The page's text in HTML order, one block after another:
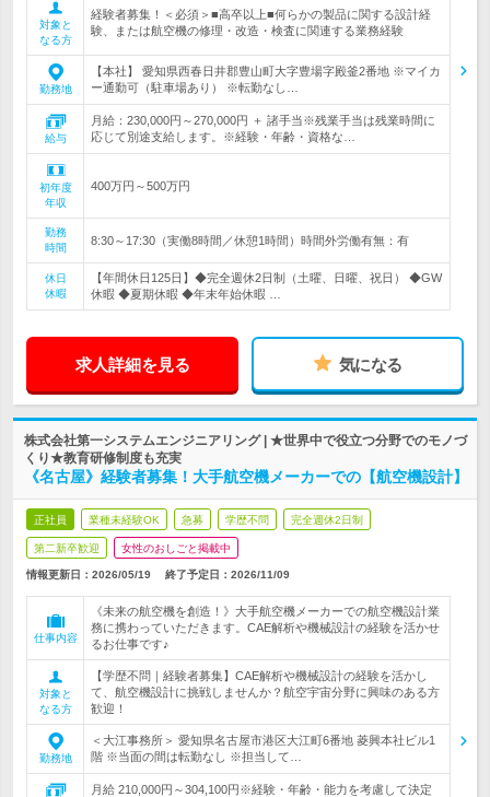
対象と
なる方
経験者募集！＜必須＞■高卒以上■何らかの製品に関する設計経
験、または航空機の修理・改造・検査に関連する業務経験
勤務地
【本社】 愛知県西春日井郡豊山町大字豊場字殿釜2番地 ※マイカ
ー通勤可（駐車場あり） ※転勤なし…
給与
月給：230,000円～270,000円 ＋ 諸手当※残業手当は残業時間に
応じて別途支給します。※経験・年齢・資格な…
初年度
年収
400万円～500万円
勤務
時間
8:30～17:30（実働8時間／休憩1時間）時間外労働有無：有
休日
休暇
【年間休日125日】◆完全週休2日制（土曜、日曜、祝日） ◆GW
休暇 ◆夏期休暇 ◆年末年始休暇 …
求人詳細を見る 気になる
株式会社第一システムエンジニアリング | ★世界中で役立つ分野でのモノづ
くり★教育研修制度も充実
《名古屋》経験者募集！大手航空機メーカーでの【航空機設計】
正社員 業種未経験OK 急募 学歴不問 完全週休2日制
第二新卒歓迎 女性のおしごと掲載中
情報更新日：2026/05/19 終了予定日： 2026/11/09
仕事内容
《未来の航空機を創造！》大手航空機メーカーでの航空機設計業
務に携わっていただきます。CAE解析や機械設計の経験を活かせ
るお仕事です♪
対象と
なる方
【学歴不問｜経験者募集】CAE解析や機械設計の経験を活かし
て、航空機設計に挑戦しませんか？航空宇宙分野に興味のある方
歓迎！
勤務地
＜大江事務所＞ 愛知県名古屋市港区大江町6番地 菱興本社ビル1
階 ※当面の間は転勤なし ※担当して…
月給 210,000円～304,100円※経験・年齢・能力を考慮して決定